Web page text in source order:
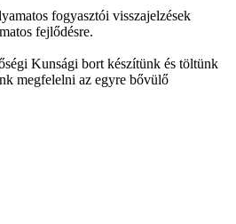
fogyasztói visszajelzések
fejlődésre.
Kunsági bort készítünk és töltünk
megfelelni az egyre bővülő